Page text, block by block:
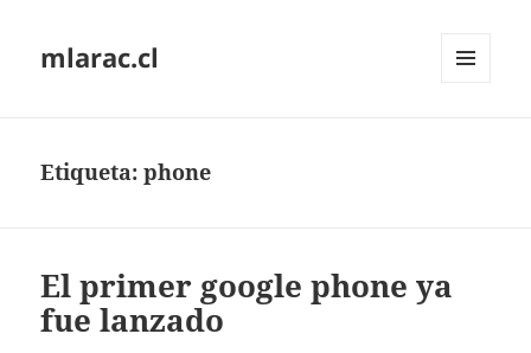
mlarac.cl
Etiqueta:phone
El primer google phone ya
fue lanzado